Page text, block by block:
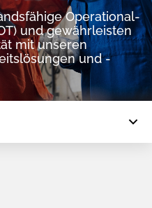
Operational-
und gewährleisten
mit unseren
und -